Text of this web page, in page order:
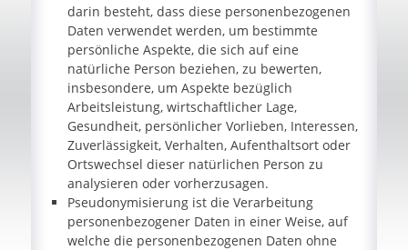
darin besteht, dass diese personenbezogenen
Daten verwendet werden, um bestimmte
persönliche Aspekte, die sich auf eine
natürliche Person beziehen, zu bewerten,
insbesondere, um Aspekte bezüglich
Arbeitsleistung, wirtschaftlicher Lage,
Gesundheit, persönlicher Vorlieben, Interessen,
Zuverlässigkeit, Verhalten, Aufenthaltsort oder
Ortswechsel dieser natürlichen Person zu
analysieren oder vorherzusagen.
Pseudonymisierung ist die Verarbeitung
personenbezogener Daten in einer Weise, auf
welche die personenbezogenen Daten ohne